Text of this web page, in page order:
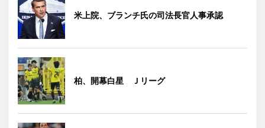
米上院、ブランチ氏の司法長官人事承認
柏、開幕白星 Ｊリーグ